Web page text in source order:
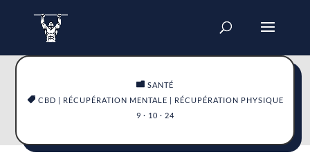
 SANTÉ
 CBD | RÉCUPÉRATION MENTALE | RÉCUPÉRATION PHYSIQUE
9 · 10 · 24